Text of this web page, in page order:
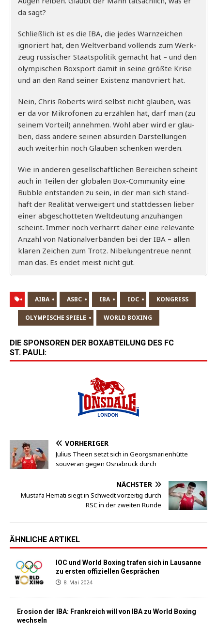
da sagt?
Schließ­lich ist es die IBA, die jedes Warn­zei­chen
igno­riert hat, den Welt­ver­band voll­ends zum Werk­
zeug rus­si­scher Staats­po­li­tik gemacht hat – und den
olym­pi­schen Box­sport damit in sei­ne größ­te Kri­se
und an den Rand sei­ner Exis­tenz manö­vriert hat.
Nein, Chris Roberts wird selbst nicht glau­ben, was
er da vor Mikro­fo­nen zu erzäh­len hat, darf man (zu
sei­nem Vor­teil) anneh­men. Wohl aber wird er glau­
ben, dass ande­re sei­nen absur­den Dar­stel­lun­gen
auch wei­ter­hin noch Glau­ben schen­ken werden.
Wie in ande­ren gesell­schaft­li­chen Berei­chen scheint
auch in Tei­len der glo­ba­len Box-Com­mu­ni­ty eine
Bubble ent­stan­den zu sein, in der man sich stand­
haft der Rea­li­tät ver­wei­gert und statt­des­sen lie­ber
einer abge­schot­te­ten Welt­deu­tung anzu­hän­gen
scheint. Immer noch ver­harrt daher eine rele­van­te
Anzahl von Natio­nal­ver­bän­den bei der IBA – allen
kla­ren Zei­chen zum Trotz. Nibe­lun­gen­treue nennt
man das. Es endet meist nicht gut.
AIBA ASBC IBA IOC KONGRESS
OLYMPISCHE SPIELE WORLD BOXING
DIE SPONSOREN DER BOXABTEILUNG DES FC
ST. PAULI:
VORHERIGER
Julius Theen setzt sich in Georgsmarienhütte
souverän gegen Osnabrück durch
NÄCHSTER
Mustafa Hemati siegt in Schwedt vorzeitig durch
RSC in der zweiten Runde
ÄHNLICHE ARTIKEL
IOC und World Boxing trafen sich in Lausanne
zu ersten offiziellen Gesprächen
8. Mai 2024
Erosion der IBA: Frankreich will von IBA zu World Boxing
wechseln